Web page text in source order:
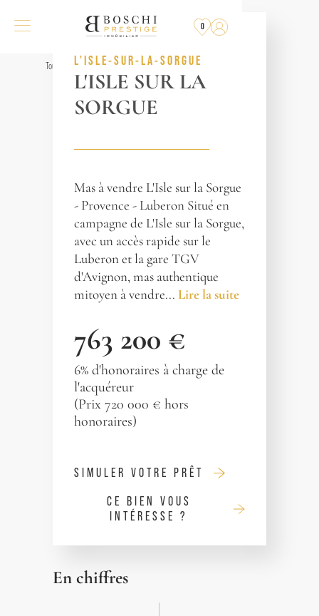
0
Tous les biensL'ISLE-SUR-LA-SORGUE
L'ISLE SUR LA
SORGUE
Mas à vendre L'Isle sur la Sorgue
- Provence - Luberon Situé en
campagne de L'Isle sur la Sorgue,
avec un accès rapide sur le
Luberon et la gare TGV
d'Avignon, mas authentique
mitoyen à vendre... Lire la suite
763 200 €
6% d'honoraires à charge de
l'acquéreur
(Prix 720 000 € hors
honoraires)
SIMULER VOTRE PRÊT
CE BIEN VOUS
INTÉRESSE ?
En chiffres